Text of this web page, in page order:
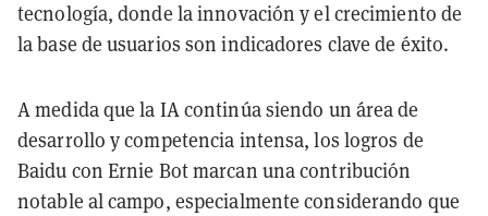
tecnología, donde la innovación y el crecimiento de
la base de usuarios son indicadores clave de éxito.
A medida que la IA continúa siendo un área de
desarrollo y competencia intensa, los logros de
Baidu con Ernie Bot marcan una contribución
notable al campo, especialmente considerando que